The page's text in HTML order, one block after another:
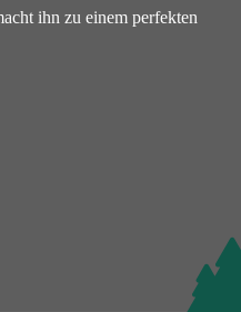
ihn zu einem perfekten